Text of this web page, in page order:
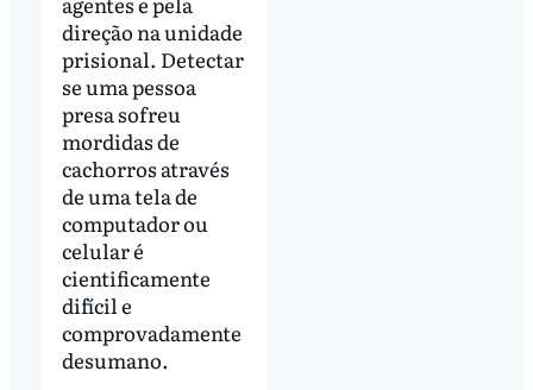
direção na unidade
prisional. Detectar
se uma pessoa
presa sofreu
mordidas de
cachorros através
de uma tela de
computador ou
celular é
cientificamente
difícil e
comprovadamente
desumano.